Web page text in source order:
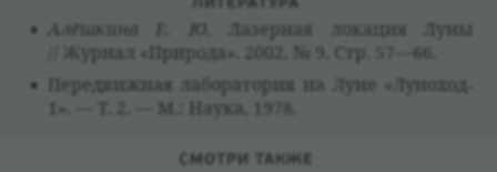
Алёш­кина Е. Ю.
Лазер­ная локация Луны
// Жур­нал «При­рода». 2002. № 9. Стр. 57—66.
Пере­движ­ная лабо­ра­то­рия на Луне «Луно­ход‐
1». — Т. 2. — М.: Наука, 1978.
СМОТРИ ТАКЖЕ